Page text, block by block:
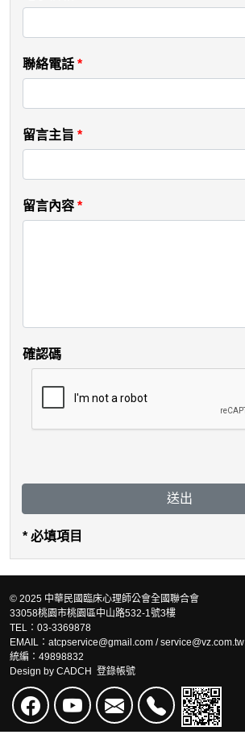
聯絡電話 *
留言主旨 *
留言內容 *
確認碼
送出
* 必填項目
© 2025 中華民國臨床心理師公會全國聯合會
33058桃園市桃園區中山路532-1號3樓
TEL：03-3369878
EMAIL：atcpservice@gmail.com / service@vz.com.tw
統編：49898832
Design by CADCH 登錄帳號